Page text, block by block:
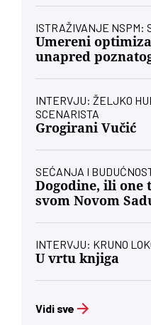
ISTRAŽIVANJE NSPM:
Umereni
unapred
INTERVJU: ŽELJKO
SCENARISTA
Grogirani Vučić
SEĆANJA I
Dogodine, ili one
svom Novom
INTERVJU: KRUNO
U vrtu knjiga
Vidi sve